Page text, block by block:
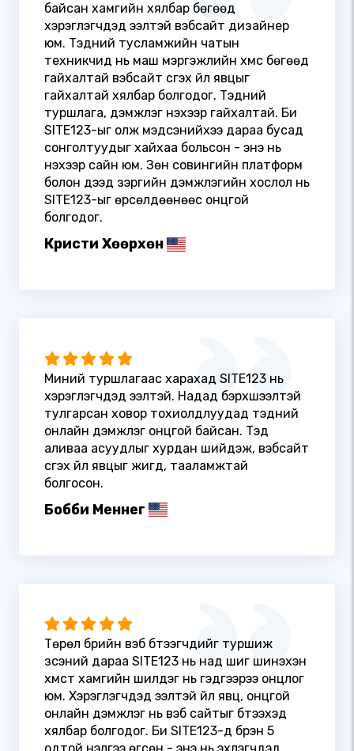
байсан хамгийн хялбар бөгөөд
хэрэглэгчдэд ээлтэй вэбсайт дизайнер
юм. Тэдний тусламжийн чатын
техникчид нь маш мэргэжлийн хүмүүс бөгөөд
гайхалтай вэбсайт үүсгэх үйл явцыг
гайхалтай хялбар болгодог. Тэдний
туршлага, дэмжлэг үнэхээр гайхалтай. Би
SITE123-ыг олж мэдсэнийхээ дараа бусад
сонголтуудыг хайхаа больсон - энэ нь
үнэхээр сайн юм. Зөн совингийн платформ
болон дээд зэргийн дэмжлэгийн хослол нь
SITE123-ыг өрсөлдөөнөөс онцгой
болгодог.
Кристи Хөөрхөн
Миний туршлагаас харахад SITE123 нь
хэрэглэгчдэд ээлтэй. Надад бэрхшээлтэй
тулгарсан ховор тохиолдлуудад тэдний
онлайн дэмжлэг онцгой байсан. Тэд
аливаа асуудлыг хурдан шийдэж, вэбсайт
үүсгэх үйл явцыг жигд, тааламжтай
болгосон.
Бобби Меннег
Төрөл бүрийн вэб бүтээгчдийг туршиж
үзсэний дараа SITE123 нь над шиг шинэхэн
хүмүүст хамгийн шилдэг нь гэдгээрээ онцлог
юм. Хэрэглэгчдэд ээлтэй үйл явц, онцгой
онлайн дэмжлэг нь вэб сайтыг бүтээхэд
хялбар болгодог. Би SITE123-д бүрэн 5